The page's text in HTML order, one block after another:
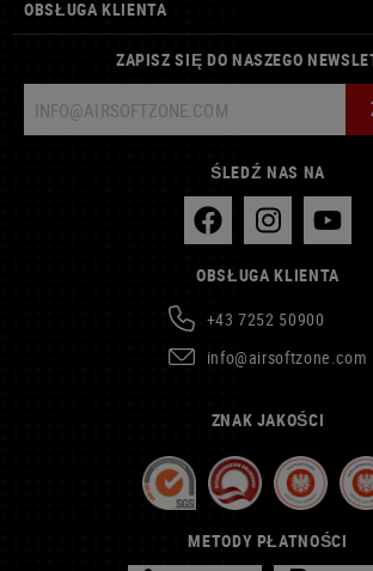
OBSŁUGA KLIENTA
ZAPISZ SIĘ DO NASZEGO
ŚLEDŹ NAS NA
OBSŁUGA KLIENTA
+43 7252 50900
info@airsoftzone.com
ZNAK JAKOŚCI
METODY PŁATNOŚCI